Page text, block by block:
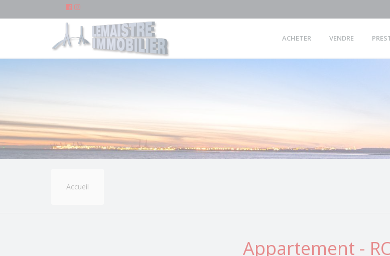
ACHETER VENDRE
Accueil
Appartement -